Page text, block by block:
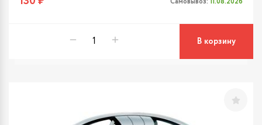
В корзину